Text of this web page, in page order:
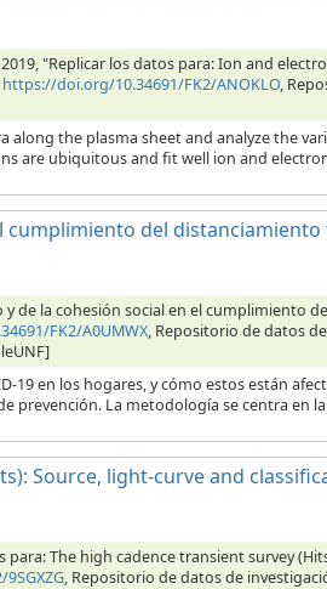
2019, "Replicar los datos para: Ion and
https://doi.org/10.34691/FK2/ANOKLO,
the plasma sheet and analyze the
are ubiquitous and fit well ion and
cumplimiento del distanciamiento
y de la cohesión social en el cumplimiento
FK2/A0UMWX, Repositorio de datos
19 en los hogares, y cómo estos están
prevención. La metodología se centra en
Source, light-curve and
para: The high cadence transient survey
, Repositorio de datos de